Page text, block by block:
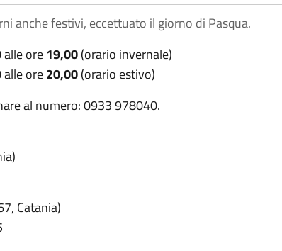
anche festivi, eccettuato il giorno di Pasqua.
alle ore19,00(orario invernale)
alle ore20,00(orario estivo)
al numero: 0933 978040.
Catania)